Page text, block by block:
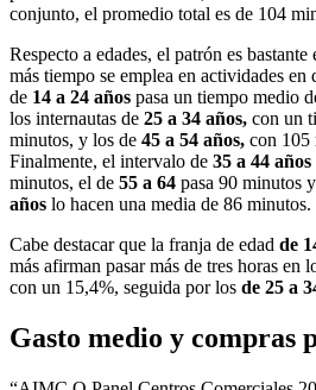
conjunto, el promedio total es de 104
Respecto a edades, el patrón es
más tiempo se emplea en actividades
de 14 a 24 años pasa un tiempo medio
los internautas de 25 a 34 años, con un
minutos, y los de 45 a 54 años, con 105
Finalmente, el intervalo de 35 a 44 años
minutos, el de 55 a 64 pasa 90 minutos
años lo hacen una media de 86 minutos.
Cabe destacar que la franja de edad de
más afirman pasar más de tres horas en
con un 15,4%, seguida por los de 25 a
Gasto medio y compras